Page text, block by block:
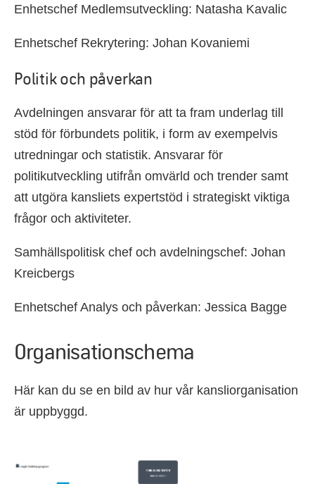
Enhetschef Medlemsutveckling: Natasha Kavalic
Enhetschef Rekrytering: Johan Kovaniemi
Politik och påverkan
Avdelningen ansvarar för att ta fram underlag till
stöd för förbundets politik, i form av exempelvis
utredningar och statistik. Ansvarar för
politikutveckling utifrån omvärld och trender samt
att utgöra kansliets expertstöd i strategiskt viktiga
frågor och aktiviteter.
Samhällspolitisk chef och avdelningschef: Johan
Kreicbergs
Enhetschef Analys och påverkan: Jessica Bagge
Organisationschema
Här kan du se en bild av hur vår kansliorganisation
är uppbyggd.